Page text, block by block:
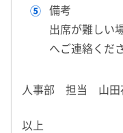
備考
出席が難しい
へご連絡くだ
人事部 担当 山
以上